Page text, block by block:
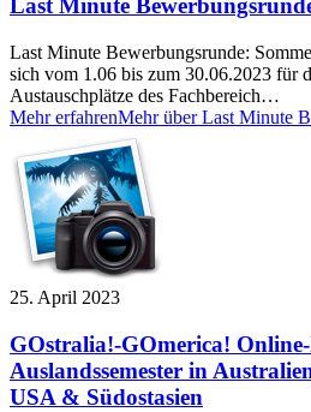
Last Minute
Last Minute Bewerbungsrunde:
sich vom 1.06 bis zum 30.06.2023 für
Austauschplätze des Fachbereich…
Mehr erfahrenMehr über Last Minute
25. April 2023
GOstralia!-GOmerica! Online-
Auslandssemester in
USA & Südostasien